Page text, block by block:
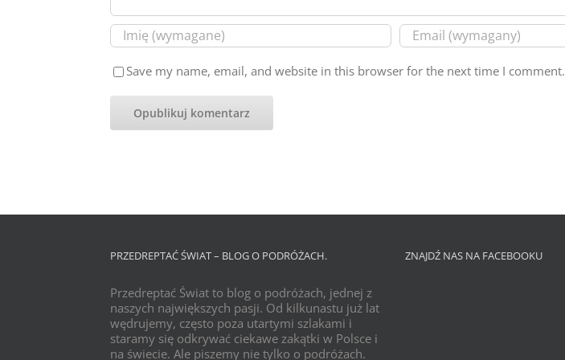
Save my name, email, and website in this browser for the next time I comment.
PRZEDREPTAĆ ŚWIAT – BLOG O PODRÓŻACH.
Przedreptać Świat to blog o podróżach, jednej z
naszych największych pasji. Od kilkunastu już lat
wędrujemy, często poza utartymi szlakami i
staramy się odkrywać ciekawe zakątki w Polsce i
na świecie. Ale piszemy nie tylko o podróżach.
ZNAJDŹ NAS NA FACEBOOKU